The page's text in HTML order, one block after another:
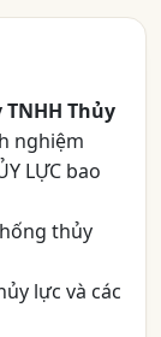
TNHH Thủy
nghiệm
LỰC bao
thủy
lực và các